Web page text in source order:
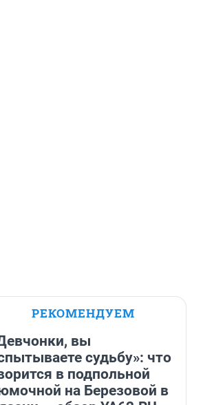
РЕКОМЕНДУЕМ
вы
судьбу»: что
в подпольной
на Березовой в